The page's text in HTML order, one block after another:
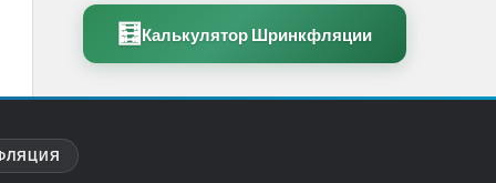
🧮 Калькулятор Шринкфляции